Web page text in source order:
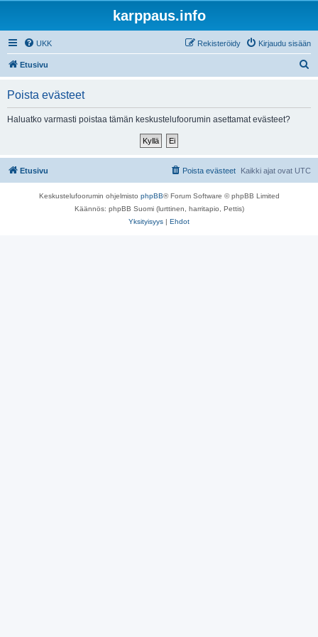
karppaus.info
UKK Kirjaudu sisään
Rekisteröidy
Etusivu
Poista evästeet
Haluatko varmasti poistaa tämän keskustelufoorumin asettamat evästeet?
Etusivu Kaikki ajat ovat UTC
Poista evästeet
Keskustelufoorumin ohjelmisto phpBB® Forum Software © phpBB Limited
Käännös: phpBB Suomi (lurttinen, harritapio, Pettis)
Yksityisyys | Ehdot